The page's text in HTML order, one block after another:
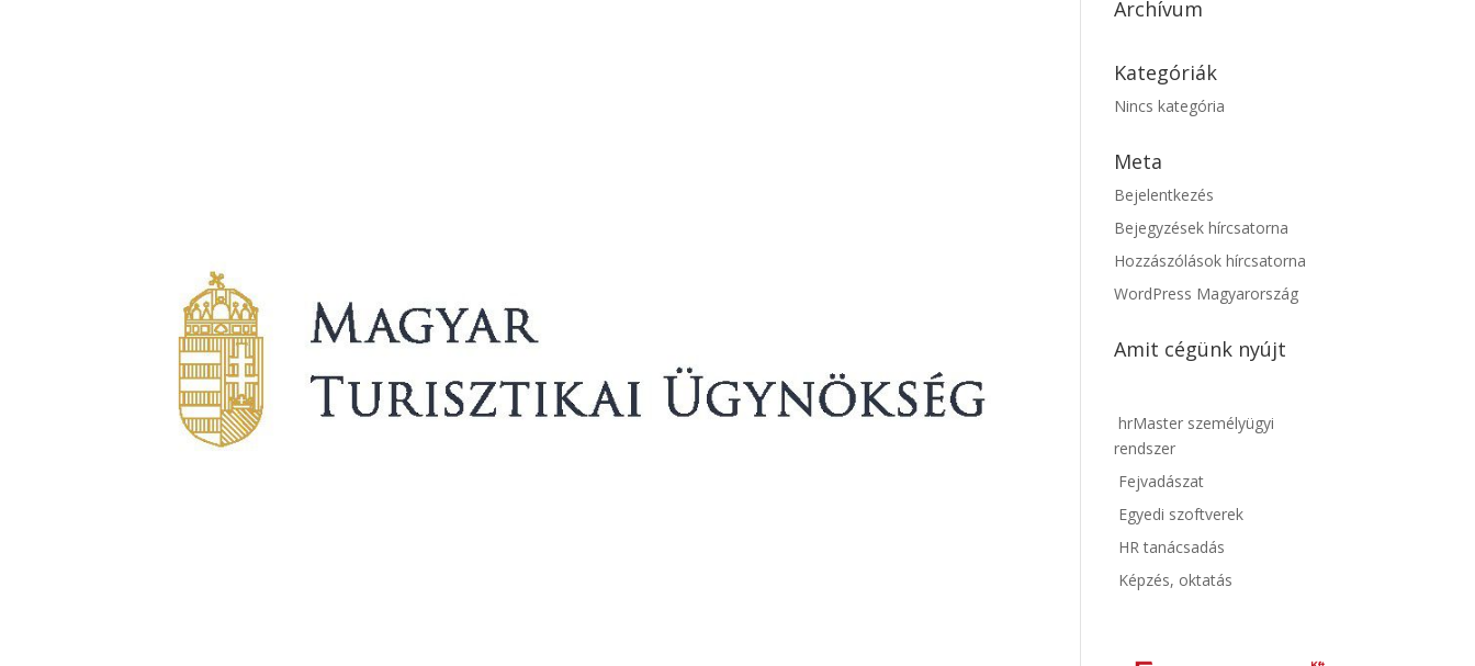
Archívum
Kategóriák
Nincs kategória
Meta
Bejelentkezés
Bejegyzések hírcsatorna
Hozzászólások hírcsatorna
WordPress Magyarország
Amit cégünk nyújt
hrMaster személyügyi
rendszer
Fejvadászat
Egyedi szoftverek
HR tanácsadás
Képzés, oktatás